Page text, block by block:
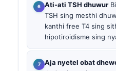
Ati-ati TSH dhuwur
TSH sing mesthi
kanthi free T4 sing
hipotiroidisme sing
Aja nyetel obat